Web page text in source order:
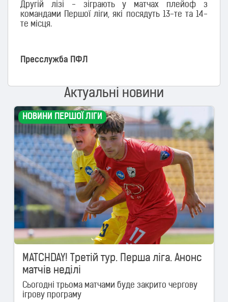
Другій лізі - зіграють у матчах плейоф з
командами Першої ліги, які посядуть 13-те та 14-
те місця.
Пресслужба ПФЛ
Актуальні новини
НОВИНИ ПЕРШОЇ ЛІГИ
MATCHDAY! Третій тур. Перша ліга. Анонс
матчів неділі
Сьогодні трьома матчами буде закрито чергову
ігрову програму